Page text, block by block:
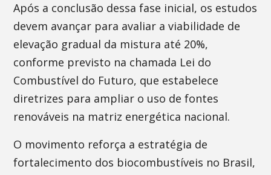
Após a conclusão dessa fase inicial, os estudos
devem avançar para avaliar a viabilidade de
elevação gradual da mistura até 20%,
conforme previsto na chamada Lei do
Combustível do Futuro, que estabelece
diretrizes para ampliar o uso de fontes
renováveis na matriz energética nacional.
O movimento reforça a estratégia de
fortalecimento dos biocombustíveis no Brasil,